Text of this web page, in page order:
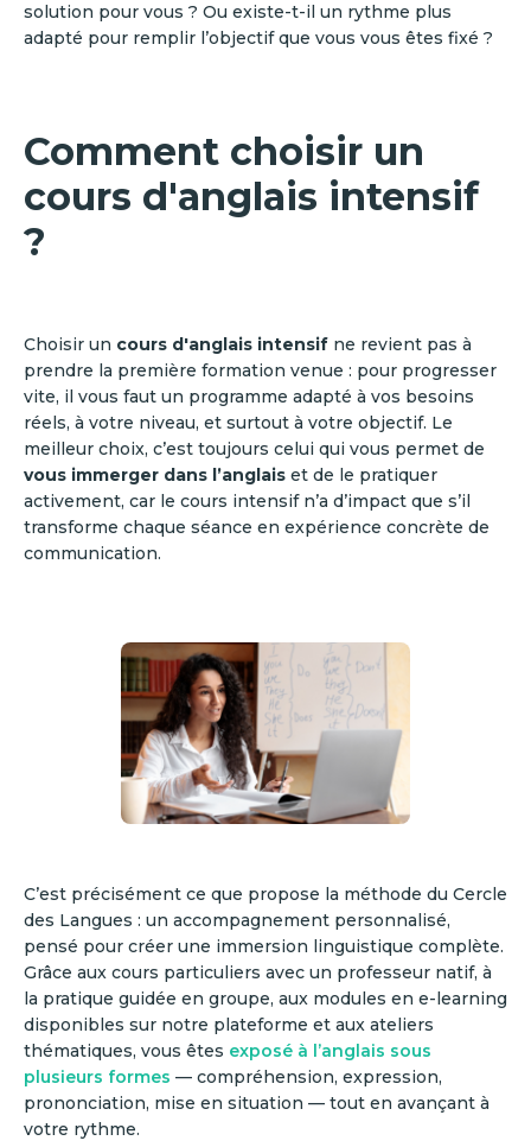
solution pour vous ? Ou existe-t-il un rythme plus
adapté pour remplir l’objectif que vous vous êtes fixé ?
Comment choisir un
cours d'anglais intensif
?
Choisir un cours d'anglais intensif ne revient pas à
prendre la première formation venue : pour progresser
vite, il vous faut un programme adapté à vos besoins
réels, à votre niveau, et surtout à votre objectif. Le
meilleur choix, c’est toujours celui qui vous permet de
vous immerger dans l’anglais et de le pratiquer
activement, car le cours intensif n’a d’impact que s’il
transforme chaque séance en expérience concrète de
communication.
C’est précisément ce que propose la méthode du Cercle
des Langues : un accompagnement personnalisé,
pensé pour créer une immersion linguistique complète.
Grâce aux cours particuliers avec un professeur natif, à
la pratique guidée en groupe, aux modules en e-learning
disponibles sur notre plateforme et aux ateliers
thématiques, vous êtes exposé à l’anglais sous
plusieurs formes — compréhension, expression,
prononciation, mise en situation — tout en avançant à
votre rythme.